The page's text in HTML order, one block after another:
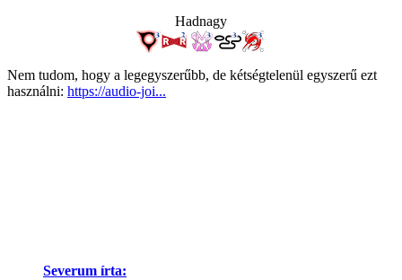
Hadnagy
Nem tudom, hogy a legegyszerűbb, de kétségtelenül egyszerű ezt
használni: https://audio-joi...
Severum írta: